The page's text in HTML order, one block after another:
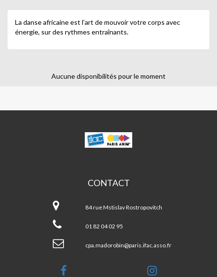
La danse africaine est l’art de mouvoir votre corps avec
énergie, sur des rythmes entraînants.
Aucune disponibilités pour le moment
MADO
ROBIN
CONTACT
ROBIN
84 rue Mstislav Rostropovitch
01 82 04 02 95
cpa.madorobin@paris.ifac.asso.fr